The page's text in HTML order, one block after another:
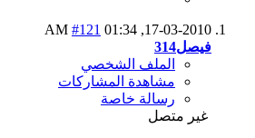
17-03-2010,
01:34 AM
#121
فيصل314
الملف الشخصي
مشاهدة المشاركات
رسالة خاصة
غير متصل